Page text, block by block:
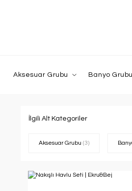
Aksesuar Grubu Banyo Grubu
İlgili Alt Kategoriler
Aksesuar Grubu (3)